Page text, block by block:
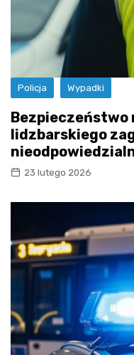
Policja Wypadki
Bezpieczeństwo
lidzbarskiego
23 lutego 2026